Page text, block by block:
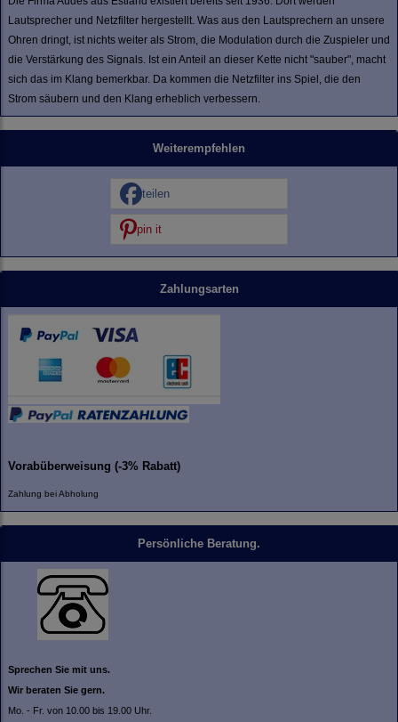
Lautsprecher und Netzfilter hergestellt. Was aus den Lautsprechern an unsere
Ohren dringt, ist nichts weiter als Strom, die Modulation durch die Zuspieler und
die Verstärkung des Signals. Ist ein Anteil an dieser Kette nicht "sauber", macht
sich das im Klang bemerkbar. Da kommen die Netzfilter ins Spiel, die den
Strom säubern und den Klang erheblich verbessern.
Weiterempfehlen
teilen
pin it
Zahlungsarten
Vorabüberweisung (-3% Rabatt)
Zahlung bei Abholung
Persönliche Beratung.
Sprechen Sie mit uns.
Wir beraten Sie gern.
Mo. - Fr. von 10.00 bis 19.00 Uhr.